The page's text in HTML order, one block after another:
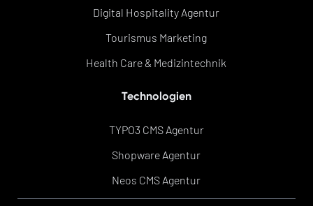
Digital Hospitality Agentur
Tourismus Marketing
Health Care & Medizintechnik
Technologien
TYPO3 CMS Agentur
Shopware Agentur
Neos CMS Agentur